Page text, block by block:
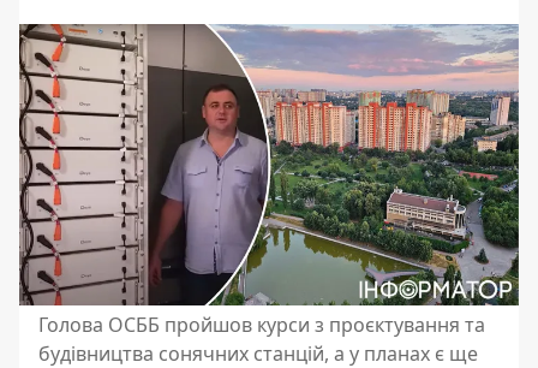
Голова ОСББ пройшов курси з проєктування та
будівництва сонячних станцій, а у планах є ще